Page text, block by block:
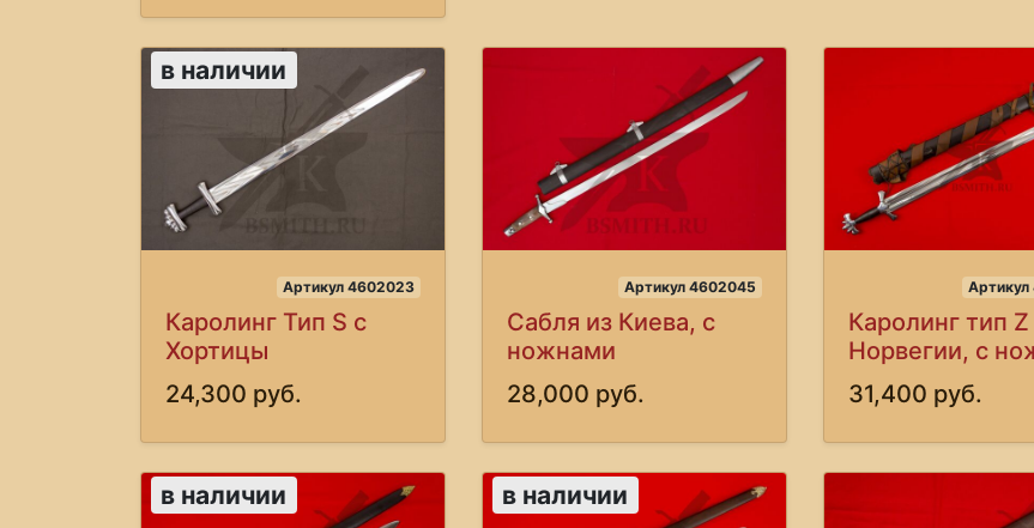
в наличии
Артикул 4602023
Каролинг Тип S с
Хортицы
24,300 руб.
Артикул 4602045
Сабля из Киева, с
ножнами
28,000 руб.
Каролинг тип Z
Норвегии, с
31,400 руб.
в наличии в наличии